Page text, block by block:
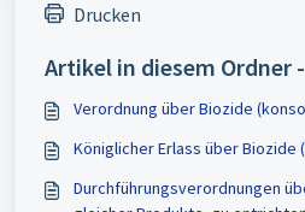
Drucken
Artikel in diesem Ordner -
Verordnung über Biozide
Königlicher Erlass über Biozide
Durchführungsverordnungen